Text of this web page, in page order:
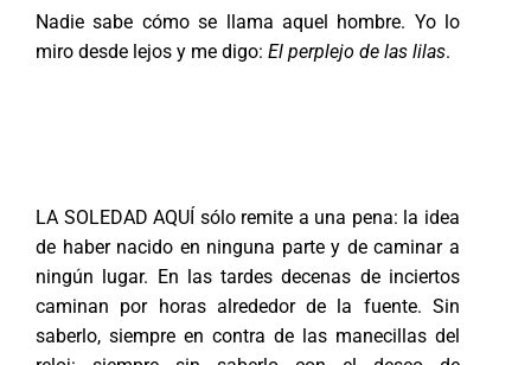
Nadie sabe cómo se llama aquel hombre. Yo lo
miro desde lejos y me digo: El perplejo de las lilas.
LA SOLEDAD AQUÍ sólo remite a una pena: la idea
de haber nacido en ninguna parte y de caminar a
ningún lugar. En las tardes decenas de inciertos
caminan por horas alrededor de la fuente. Sin
saberlo, siempre en contra de las manecillas del